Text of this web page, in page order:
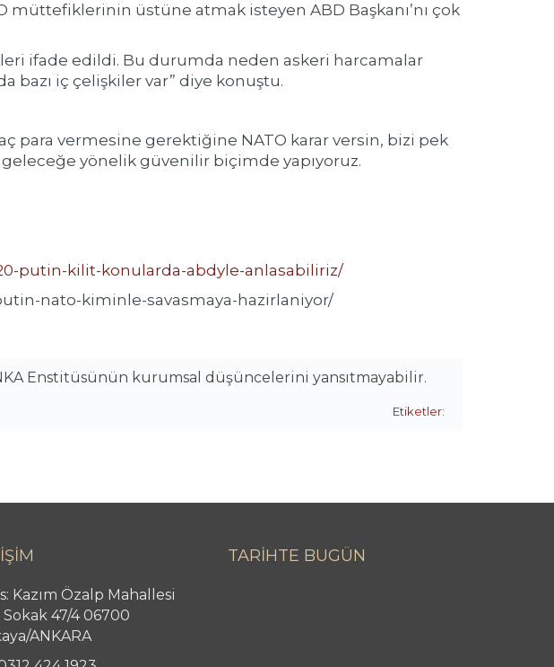
müttefiklerinin üstüne atmak isteyen ABD Başkanı’nı çok
ifade edildi. Bu durumda neden askeri harcamalar
bazı iç çelişkiler var” diye konuştu.
para vermesine gerektiğine NATO karar versin, bizi pek
yönelik güvenilir biçimde yapıyoruz.
putin-kilit-konularda-abdyle-anlasabiliriz/
nato-kiminle-savasmaya-hazirlaniyor/
Enstitüsünün kurumsal düşüncelerini yansıtmayabilir.
Etiketler:
Kazım Özalp Mahallesi
Sokak 47/4 06700
ANKARA
TARİHTE BUGÜN